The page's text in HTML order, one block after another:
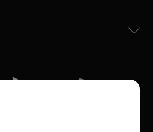
Kompaktní rozměry 21